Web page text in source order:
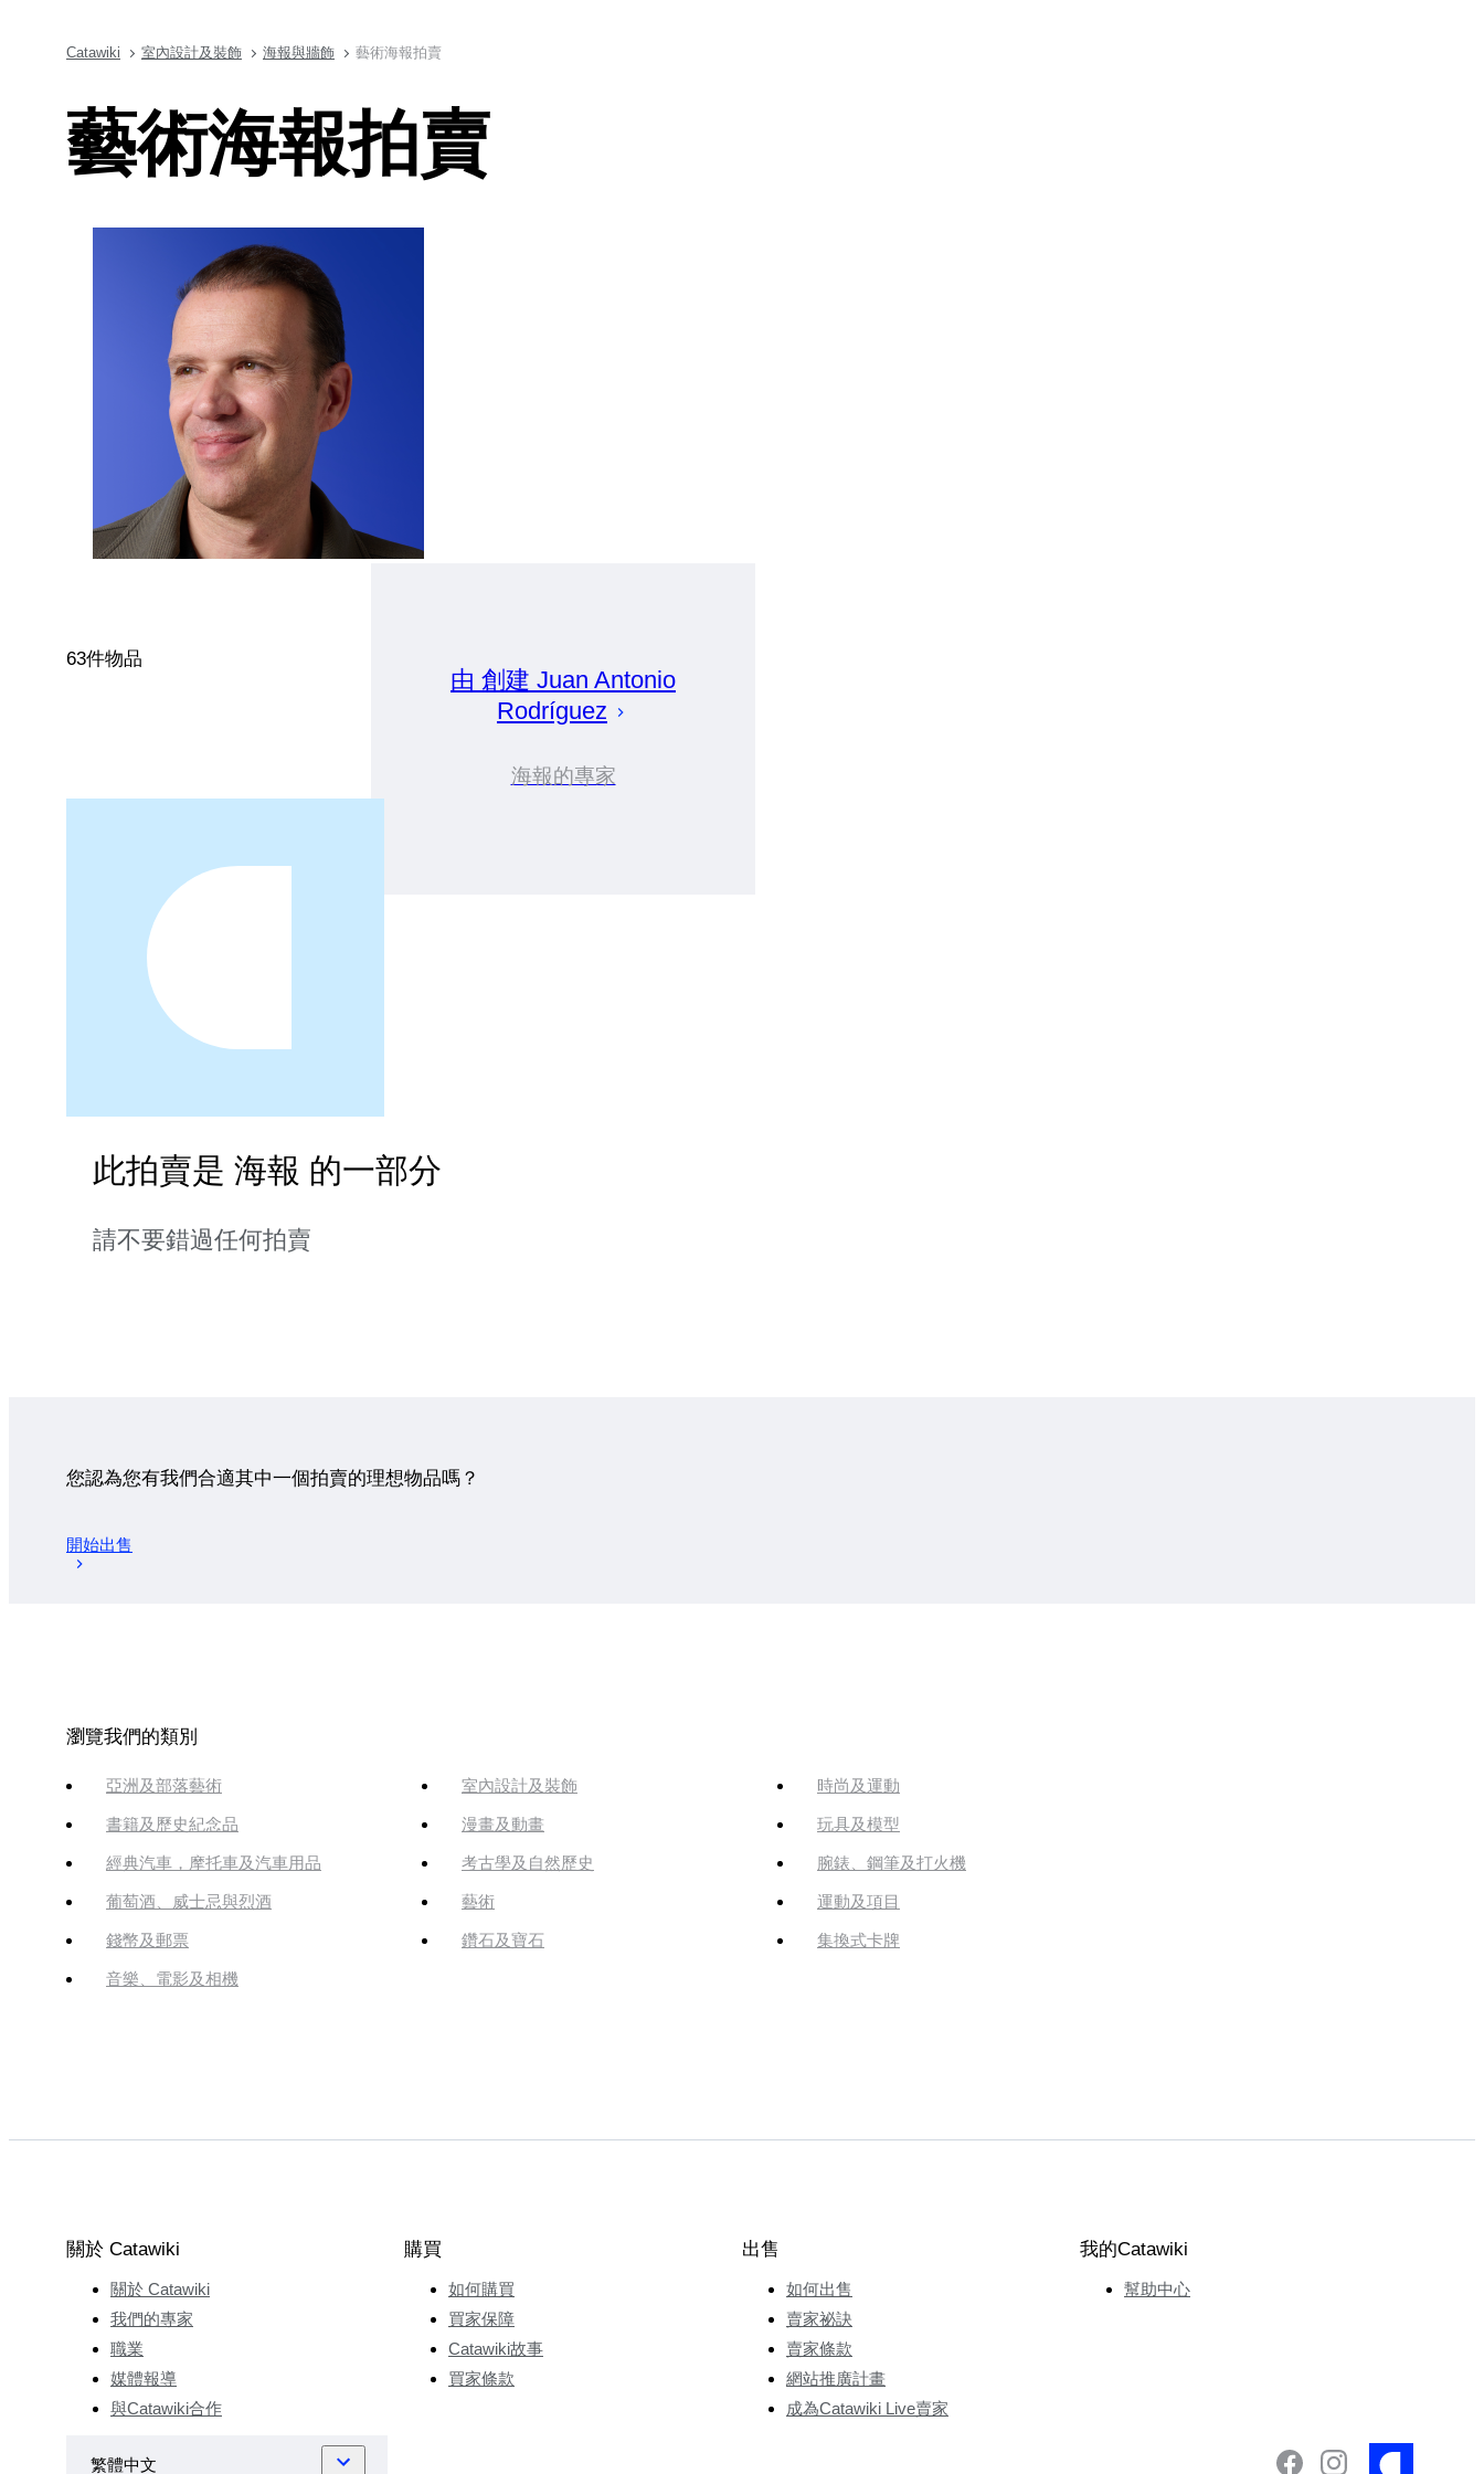
Catawiki 室內設計及裝飾 海報與牆飾 藝術海報拍賣
藝術海報拍賣
由 創建 Juan Antonio
Rodríguez
海報的專家
63件物品
此拍賣是 海報 的一部分
請不要錯過任何拍賣
您認為您有我們合適其中一個拍賣的理想物品嗎？
開始出售
瀏覽我們的類別
亞洲及部落藝術 室內設計及裝飾 時尚及運動
書籍及歷史紀念品 漫畫及動畫 玩具及模型
經典汽車，摩托車及汽車用品 考古學及自然歷史 腕錶、鋼筆及打火機
葡萄酒、威士忌與烈酒 藝術 運動及項目
錢幣及郵票 鑽石及寶石 集換式卡牌
音樂、電影及相機
關於 Catawiki
關於 Catawiki
我們的專家
職業
媒體報導
與Catawiki合作
購買
如何購買
買家保障
Catawiki故事
買家條款
出售
如何出售
賣家祕訣
賣家條款
網站推廣計畫
成為Catawiki Live賣家
我的Catawiki
幫助中心